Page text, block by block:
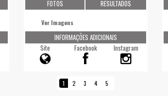
FOTOS
Ver Imagens
RESULTADOS
INFORMAÇÕES ADICIONAIS
Site
Facebook Instagram
1 2 3 4 5